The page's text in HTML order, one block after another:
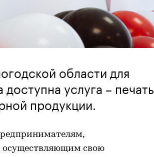
области для
услуга – печать
продукции.
осуществляющим свою